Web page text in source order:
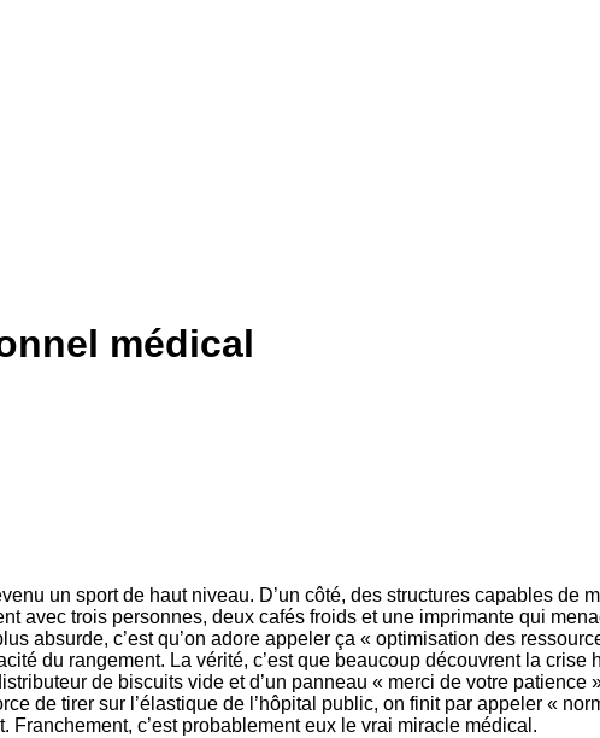
médical
un sport de haut niveau. D’un côté, des structures capables de
avec trois personnes, deux cafés froids et une imprimante qui
absurde, c’est qu’on adore appeler ça « optimisation des
du rangement. La vérité, c’est que beaucoup découvrent la
de biscuits vide et d’un panneau « merci de votre patience
de tirer sur l’élastique de l’hôpital public, on finit par appeler «
c’est probablement eux le vrai miracle médical.